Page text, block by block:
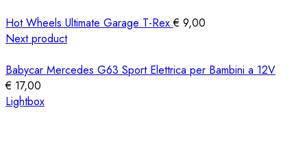
Hot Wheels Ultimate Garage T-Rex€ 9,00
Next product
Babycar Mercedes G63 Sport Elettrica per Bambini a 12V
€ 17,00
Lightbox